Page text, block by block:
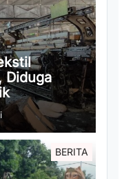
Diduga
BERITA